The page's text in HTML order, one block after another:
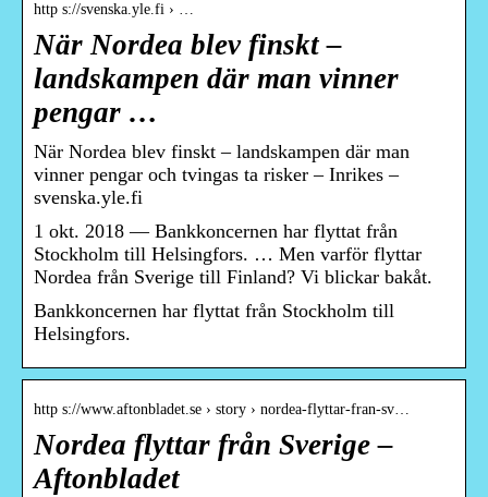
http s://svenska.yle.fi › …
När Nordea blev finskt –
landskampen där man vinner
pengar …
När Nordea blev finskt – landskampen där man
vinner pengar och tvingas ta risker – Inrikes –
svenska.yle.fi
1 okt. 2018 — Bankkoncernen har flyttat från
Stockholm till Helsingfors. … Men varför flyttar
Nordea från Sverige till Finland? Vi blickar bakåt.
Bankkoncernen har flyttat från Stockholm till
Helsingfors.
http s://www.aftonbladet.se › story › nordea-flyttar-fran-sv…
Nordea flyttar från Sverige –
Aftonbladet